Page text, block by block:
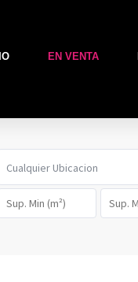
EN VENTA
Cualquier Ubicacion